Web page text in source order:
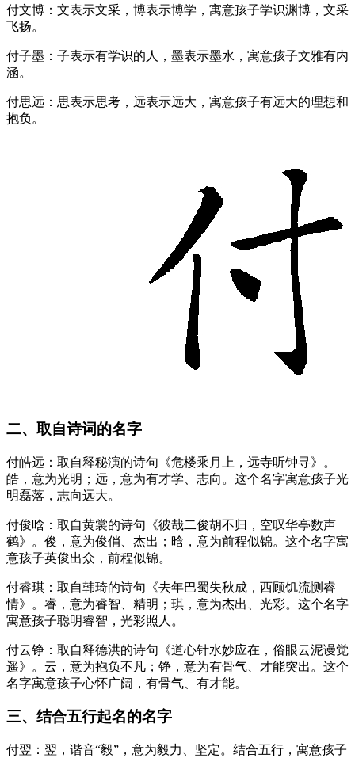
付文博：文表示文采，博表示博学，寓意孩子学识渊博，文采
飞扬。
付子墨：子表示有学识的人，墨表示墨水，寓意孩子文雅有内
涵。
付思远：思表示思考，远表示远大，寓意孩子有远大的理想和
抱负。
二、取自诗词的名字
付皓远：取自释秘演的诗句《危楼乘月上，远寺听钟寻》。
皓，意为光明；远，意为有才学、志向。这个名字寓意孩子光
明磊落，志向远大。
付俊晗：取自黄裳的诗句《彼哉二俊胡不归，空叹华亭数声
鹤》。俊，意为俊俏、杰出；晗，意为前程似锦。这个名字寓
意孩子英俊出众，前程似锦。
付睿琪：取自韩琦的诗句《去年巴蜀失秋成，西顾饥流恻睿
情》。睿，意为睿智、精明；琪，意为杰出、光彩。这个名字
寓意孩子聪明睿智，光彩照人。
付云铮：取自释德洪的诗句《道心针水妙应在，俗眼云泥谩觉
遥》。云，意为抱负不凡；铮，意为有骨气、才能突出。这个
名字寓意孩子心怀广阔，有骨气、有才能。
三、结合五行起名的名字
付翌：翌，谐音“毅”，意为毅力、坚定。结合五行，寓意孩子